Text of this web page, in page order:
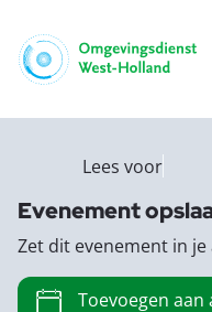
Lees voor
Evenement
Zet dit evenement in je
Toevoegen aan